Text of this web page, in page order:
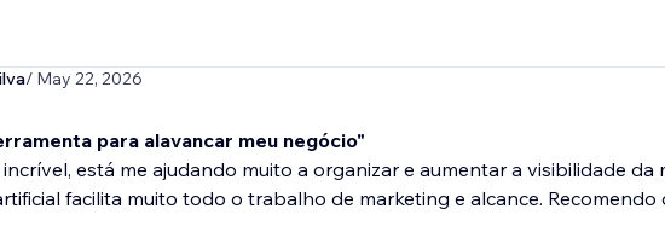
/ May 22, 2026
para alavancar meu negócio"
está me ajudando muito a organizar e aumentar a visibilidade da
facilita muito todo o trabalho de marketing e alcance. Recomendo